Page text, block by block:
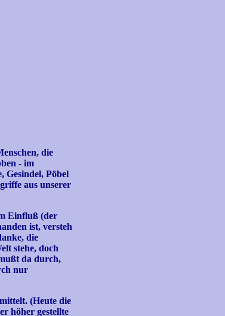
die
- im
Gesindel, Pöbel
aus unserer
Einfluß (der
ist, versteh
die
stehe, doch
da durch,
nur
(Heute die
höher gestellte